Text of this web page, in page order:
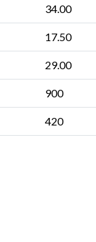
34.00
17.50
29.00
900
420